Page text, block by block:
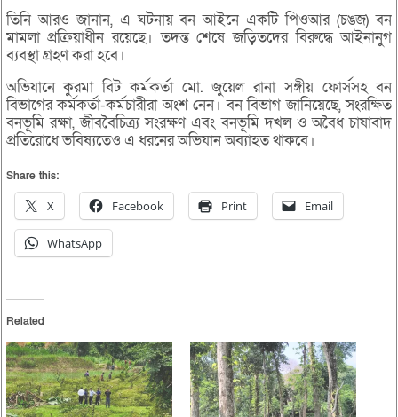
তিনি আরও জানান, এ ঘটনায় বন আইনে একটি পিওআর (চঙজ) বন
মামলা প্রক্রিয়াধীন রয়েছে। তদন্ত শেষে জড়িতদের বিরুদ্ধে আইনানুগ
ব্যবস্থা গ্রহণ করা হবে।
অভিযানে কুরমা বিট কর্মকর্তা মো. জুয়েল রানা সঙ্গীয় ফোর্সসহ বন
বিভাগের কর্মকর্তা-কর্মচারীরা অংশ নেন। বন বিভাগ জানিয়েছে, সংরক্ষিত
বনভূমি রক্ষা, জীববৈচিত্র্য সংরক্ষণ এবং বনভূমি দখল ও অবৈধ চাষাবাদ
প্রতিরোধে ভবিষ্যতেও এ ধরনের অভিযান অব্যাহত থাকবে।
Share this:
X Facebook Print Email
WhatsApp
Related